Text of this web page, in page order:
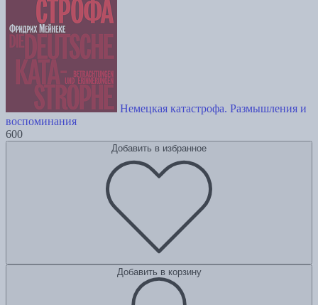
Немецкая катастрофа. Размышления и
воспоминания
600
Добавить в избранное
Добавить в корзину